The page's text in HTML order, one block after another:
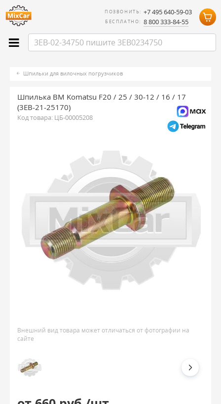
ПОЗВОНИТЬ: +7 495 640-59-03
БЕСПЛАТНО: 8 800 333-84-55
Шпильки для вилочных погрузчиков
Шпилька ВМ Komatsu F20 / 25 / 30-12 / 16 / 17
(3EB-21-25170)
Код товара: ЦБ-00005208
Внешний вид товара может отличаться от фотографии на
сайте